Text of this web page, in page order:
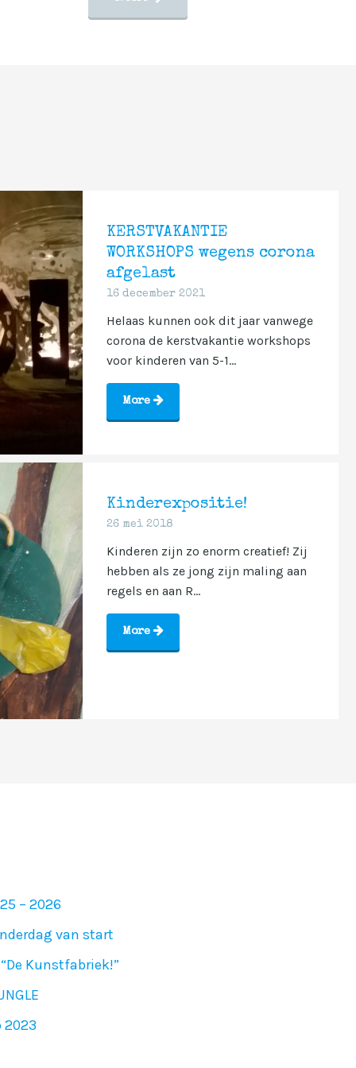
KERSTVAKANTIE
WORKSHOPS wegens corona
afgelast
16 december 2021
Helaas kunnen ook dit jaar vanwege
corona de kerstvakantie workshops
voor kinderen van 5-1...
More
Kinderexpositie!
26 mei 2018
Kinderen zijn zo enorm creatief! Zij
hebben als ze jong zijn maling aan
regels en aan R...
More
– 2026
van start
Kunstfabriek!”